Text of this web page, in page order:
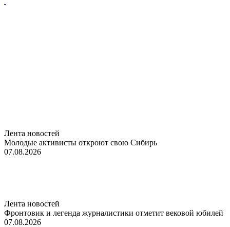
Лента новостей
Молодые активисты откроют свою Сибирь
07.08.2026
Лента новостей
Фронтовик и легенда журналистики отметит вековой юбилей
07.08.2026